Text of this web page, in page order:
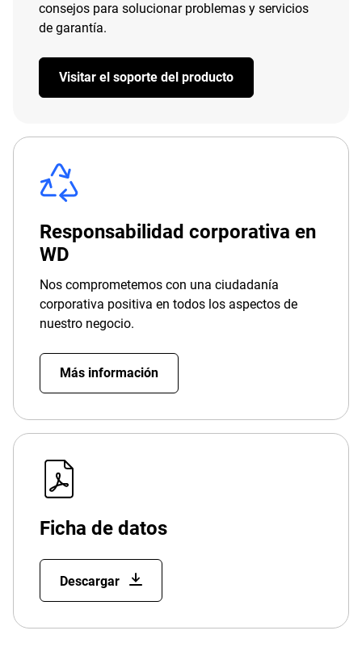
consejos para solucionar problemas y servicios
de garantía.
Visitar el soporte del producto
Responsabilidad corporativa en
WD
Nos comprometemos con una ciudadanía
corporativa positiva en todos los aspectos de
nuestro negocio.
Más información
Ficha de datos
Descargar